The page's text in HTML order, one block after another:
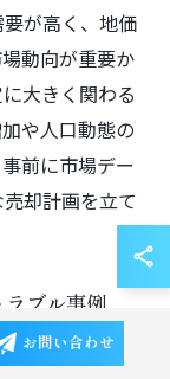
が高く、地価
動向が重要か
大きく関わる
や人口動態の
前に市場デー
却計画を立て
ブル事例
開発エリアで
お問い合わせ